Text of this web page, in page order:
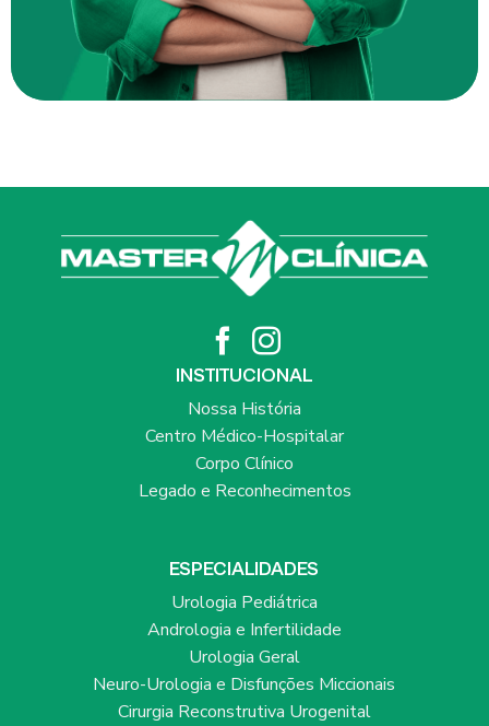
INSTITUCIONAL
Nossa História
Centro Médico-Hospitalar
Corpo Clínico
Legado e Reconhecimentos
ESPECIALIDADES
Urologia Pediátrica
Andrologia e Infertilidade
Urologia Geral
Neuro-Urologia e Disfunções Miccionais
Cirurgia Reconstrutiva Urogenital